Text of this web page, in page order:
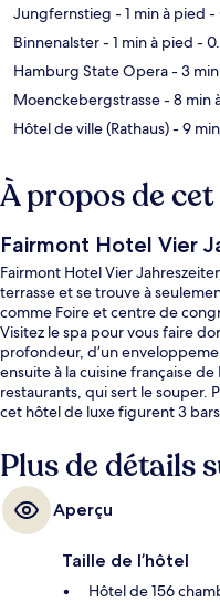
Jungfernstieg - 1 min à pied -
Binnenalster- 1 min à pied -
Hamburg State Opera- 3
Moenckebergstrasse- 8 min
Hôtel de ville (Rathaus)- 9
À propos de
Fairmont Hotel Vier
Fairmont Hotel Vier
terrasse et se trouve à
comme Foire et centre de
Visitez le spa pour vous faire
profondeur, d’un
ensuite à la cuisine française
restaurants, qui sert le souper.
cet hôtel de luxe figurent 3
personnel serviable.
marche du transport en
trouve à 5 minutes et Station
Plus de détails
Aperçu
Taille de l’hôtel
Hôtel de 156